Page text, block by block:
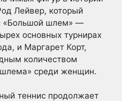
Лейвер, который
«Большой шлем» —
основных турнирах
и Маргарет Корт,
количеством
шлема» среди женщин.
теннис продолжает